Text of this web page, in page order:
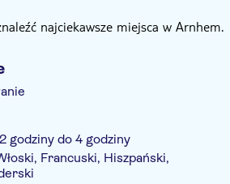
najciekawsze miejsca w Arnhem.
zadania przeciwko sobie. Enschede
puby, które odwiedzisz także w tej
śmieszne i szalone zadania.
jest w aplikacji na Twoim telefonie.
ze sobą. Zwycięzca ma
atrakcyjnej nagrody.
godziny do 4 godziny
Francuski, Hiszpański,